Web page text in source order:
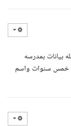
بيانات بمدرسه
خمس سنوات واسم